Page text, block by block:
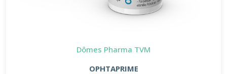
Dômes Pharma TVM
OPHTAPRIME